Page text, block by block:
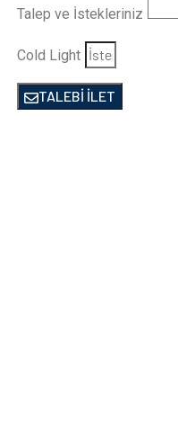
Talep ve İstekleriniz
Cold Light
TALEBİ İLET